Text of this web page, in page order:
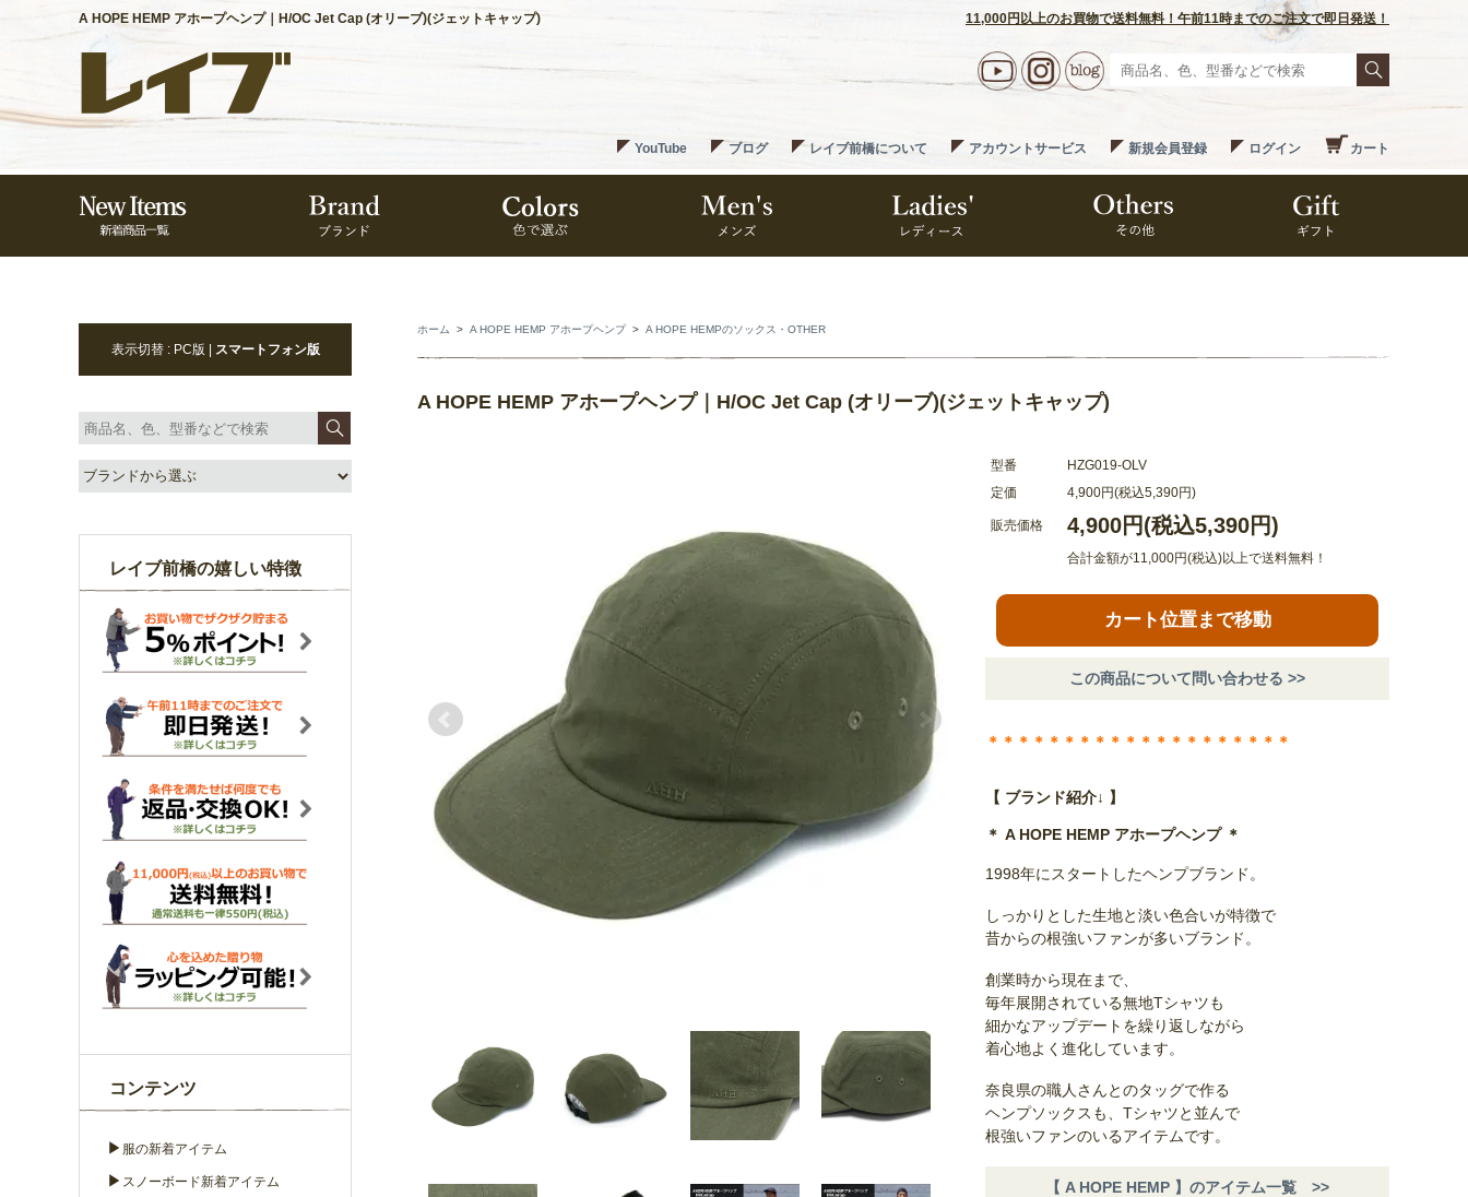
A HOPE HEMP アホープヘンプ｜H/OC Jet Cap (オリーブ)(ジェットキャップ) 11,000円以上のお買物で送料無料！午前11時までのご注文で即日発送！
YouTube ブログ レイブ前橋について アカウントサービス 新規会員登録 ログイン カート
ホーム > A HOPE HEMP アホープヘンプ > A HOPE HEMPのソックス・OTHER
A HOPE HEMP アホープヘンプ｜H/OC Jet Cap (オリーブ)(ジェットキャップ)
型番
HZG019-OLV
定価
4,900円(税込5,390円)
販売価格 4,900円(税込5,390円)
合計金額が11,000円(税込)以上で送料無料！
カート位置まで移動
この商品について問い合わせる >>
＊＊＊＊＊＊＊＊＊＊＊＊＊＊＊＊＊＊＊＊
【 ブランド紹介↓ 】
＊ A HOPE HEMP アホープヘンプ ＊
1998年にスタートしたヘンプブランド。
しっかりとした生地と淡い色合いが特徴で
昔からの根強いファンが多いブランド。
創業時から現在まで、
毎年展開されている無地Tシャツも
細かなアップデートを繰り返しながら
着心地よく進化しています。
奈良県の職人さんとのタッグで作る
ヘンプソックスも、Tシャツと並んで
根強いファンのいるアイテムです。
【 A HOPE HEMP 】のアイテム一覧 >>
表示切替 : PC版 | スマートフォン版
レイブ前橋の嬉しい特徴
コンテンツ
▶ 服の新着アイテム
▶ スノーボード新着アイテム